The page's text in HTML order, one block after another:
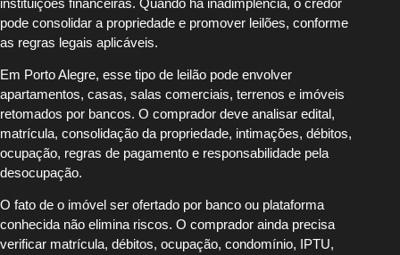
pode consolidar a propriedade e promover leilões, conforme
as regras legais aplicáveis.
Em Porto Alegre, esse tipo de leilão pode envolver
apartamentos, casas, salas comerciais, terrenos e imóveis
retomados por bancos. O comprador deve analisar edital,
matrícula, consolidação da propriedade, intimações, débitos,
ocupação, regras de pagamento e responsabilidade pela
desocupação.
O fato de o imóvel ser ofertado por banco ou plataforma
conhecida não elimina riscos. O comprador ainda precisa
verificar matrícula, débitos, ocupação, condomínio, IPTU,